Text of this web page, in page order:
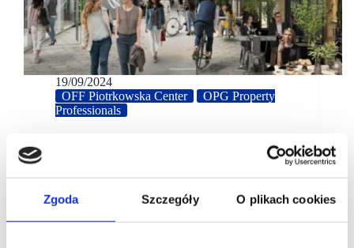
Zgoda Szczegóły O plikach cookies
19/09/2024
OFF Piotrkowska Center
OPG Property
Professionals
OFF Piotrowska Centre to przykład udanej high-
streetowej rewitalizacji
projekt mixed-use, a zarazem przykład udanej
oferujący blisko 8,5 tys. mkw. handlowo-usługowej i